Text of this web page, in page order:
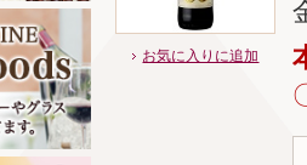
お気に入りに追加